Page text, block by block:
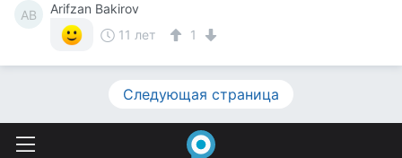
AB
Arifzan Bakirov
11 лет
1
Следующая страница